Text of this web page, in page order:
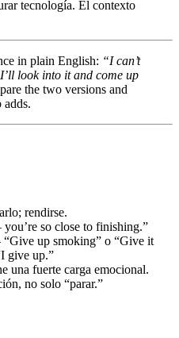
tecnología. El contexto
in plain English: “I can’t
look into it and come up
the two versions and
adds.
rendirse.
so close to finishing.”
up smoking” o “Give it
give up.”
una fuerte carga emocional.
no solo “parar.”